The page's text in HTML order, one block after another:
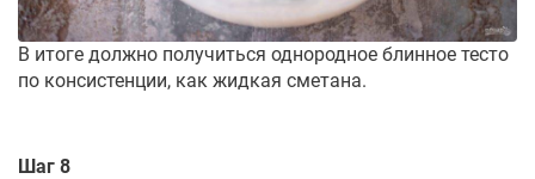
В итоге должно получиться однородное блинное тесто
по консистенции, как жидкая сметана.
Шаг 8